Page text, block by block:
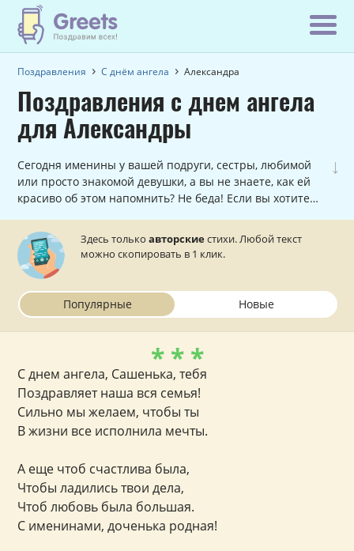
Поздравления С днём ангела Александра
Поздравления с днем ангела
для Александры
↓
Сегодня именины у вашей подруги, сестры, любимой
или просто знакомой девушки, а вы не знаете, как ей
красиво об этом напомнить? Не беда! Если вы хотите
в стихах, то данный раздел вам в этом поможет.
Здесь толькоавторские стихи. Любой текст
можно скопировать в 1 клик.
Популярные Новые
* * *
С днем ангела, Сашенька, тебя
Поздравляет наша вся семья!
Сильно мы желаем, чтобы ты
В жизни все исполнила мечты.
А еще чтоб счастлива была,
Чтобы ладились твои дела,
Чтоб любовь была большая.
С именинами, доченька родная!